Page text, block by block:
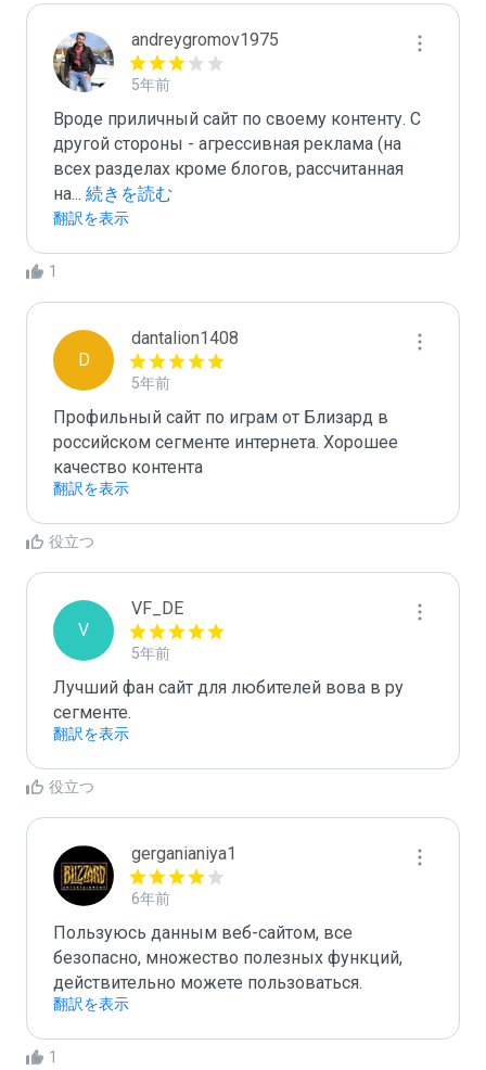
andreygromov1975
5年前
Вроде приличный сайт по своему контенту. С
другой стороны - агрессивная реклама (на
всех разделах кроме блогов, рассчитанная
на... 続きを読む
翻訳を表示
1
D
dantalion1408
5年前
Профильный сайт по играм от Близард в
российском сегменте интернета. Хорошее
качество контента
翻訳を表示
役立つ
V
VF_DE
5年前
Лучший фан сайт для любителей вова в ру
сегменте.
翻訳を表示
役立つ
gerganianiya1
6年前
Пользуюсь данным веб-сайтом, все
безопасно, множество полезных функций,
действительно можете пользоваться.
翻訳を表示
1